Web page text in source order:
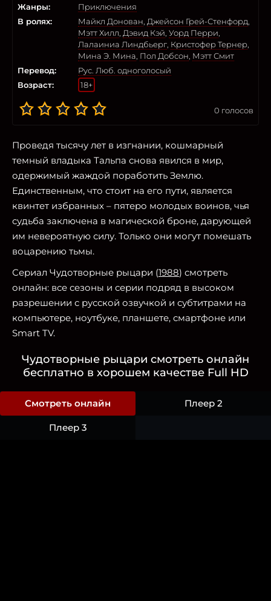
Жанры:
Приключения
В ролях:
Майкл Донован Джейсон Грей-Стенфорд
Мэтт Хилл Дэвид Кэй Уорд Перри
Лалаиниа Линдбьерг Кристофер Тернер
Мина Э. Мина Пол Добсон Мэтт Смит
Перевод:
Рус. Люб. одноголосый
Возраст:
18+
0 голосов
Проведя тысячу лет в изгнании, кошмарный
темный владыка Тальпа снова явился в мир,
одержимый жаждой поработить Землю.
Единственным, что стоит на его пути, является
квинтет избранных – пятеро молодых воинов, чья
судьба заключена в магической броне, дарующей
им невероятную силу. Только они могут помешать
воцарению тьмы.
Сериал Чудотворные рыцари (1988) смотреть
онлайн: все сезоны и серии подряд в высоком
разрешении с русской озвучкой и субтитрами на
компьютере, ноутбуке, планшете, смартфоне или
Smart TV.
Чудотворные рыцари смотреть онлайн
бесплатно в хорошем качестве Full HD
Смотреть онлайн Плеер 2
Плеер 3